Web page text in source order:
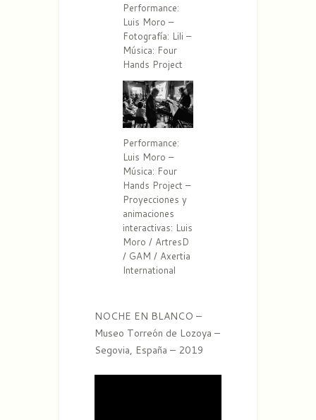
Performance:
Luis Moro –
Fotografía: Lili –
Música: Four
Hands Project
Performance:
Luis Moro –
Música: Four
Hands Project –
Proyecciones y
animaciones
interactivas: Luis
Moro / ArtresD
/ GAM / Axertia
International
NOCHE EN BLANCO –
Museo Torreón de Lozoya –
Segovia, España – 2019